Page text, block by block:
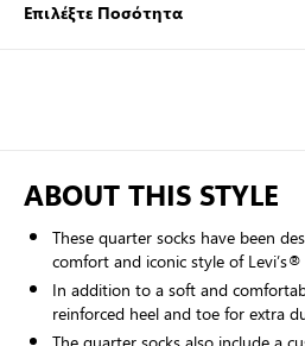
Επιλέξτε Ποσότητα
ABOUT THIS STYLE
These quarter socks have been
comfort and iconic style of
In addition to a soft and
reinforced heel and toe for extra